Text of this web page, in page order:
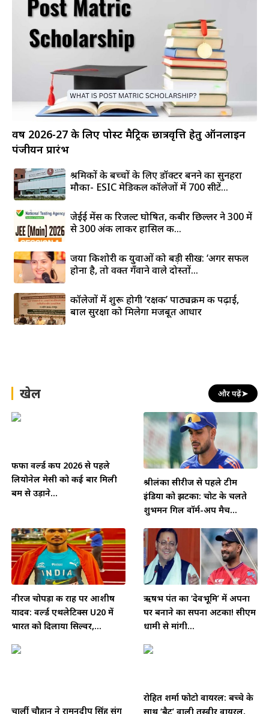
वर्ष 2026-27 के लिए पोस्ट मैट्रिक छात्रवृत्ति हेतु ऑनलाइन
पंजीयन प्रारंभ
श्रमिकों के बच्चों के लिए डॉक्टर बनने का सुनहरा
मौका- ESIC मेडिकल कॉलेजों में 700 सीटें...
जेईई मेंस की रिजल्ट घोषित, कबीर छिल्लर ने 300 में
से 300 अंक लाकर हासिल की...
जया किशोरी की युवाओं को बड़ी सीख: ‘अगर सफल
होना है, तो वक्त गँवाने वाले दोस्तों...
कॉलेजों में शुरू होगी ‘रक्षक’ पाठ्यक्रम की पढ़ाई,
बाल सुरक्षा को मिलेगा मजबूत आधार
खेल और पढ़ें➤
फीफा वर्ल्ड कप 2026 से पहले
लियोनेल मेसी को कई बार मिली
बम से उड़ाने...
श्रीलंका सीरीज से पहले टीम
इंडिया को झटका: चोट के चलते
शुभमन गिल वॉर्म-अप मैच...
नीरज चोपड़ा की राह पर आशीष
यादव: वर्ल्ड एथलेटिक्स U20 में
भारत को दिलाया सिल्वर,...
ऋषभ पंत का ‘देवभूमि’ में अपना
घर बनाने का सपना अटका! सीएम
धामी से मांगी...
चार्ली चौहान ने रामनदीप सिंह संग
रोहित शर्मा फोटो वायरल: बच्चे के
साथ ‘बैट’ वाली तस्वीर वायरल,